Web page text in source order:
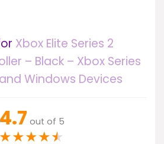
Xbox Elite Series 2
– Black – Xbox Series
Windows Devices
4.7 out of 5
★★★★★